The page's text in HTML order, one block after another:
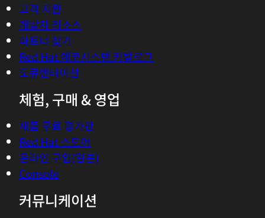
Notify me about products, services, and events.
You can stop receiving marketing emails by
clicking the unsubscribe link in each email or
withdrawing your consent at any time in the
details.
다운로드
플랫폼